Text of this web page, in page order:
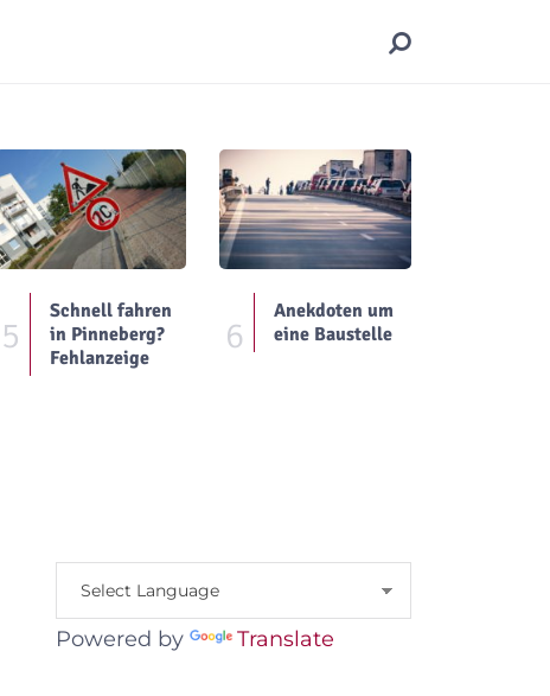
5
Schnell fahren
in Pinneberg?
Fehlanzeige
6
Anekdoten um
eine Baustelle
Powered by Translate